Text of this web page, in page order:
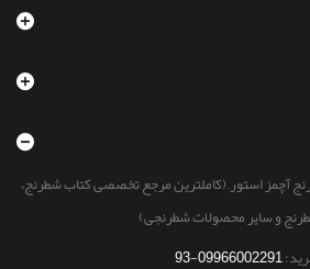
آچمز استور, (کاملترین مرجع تخصصی کتاب شطرنج،
و سایر محصولات شطرنجی)
09966002291-93